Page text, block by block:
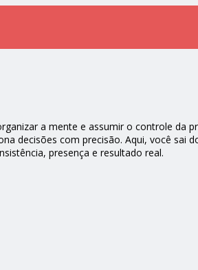
a mente e assumir o controle da
decisões com precisão. Aqui, você sai
presença e resultado real.